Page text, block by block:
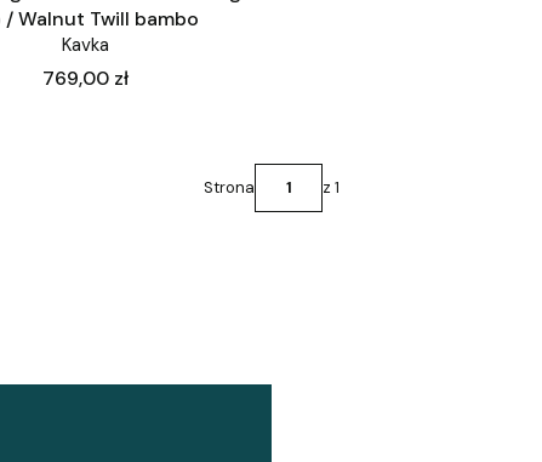
/ Walnut Twill bambo
Kavka
Cena
769,00 zł
Strona z 1